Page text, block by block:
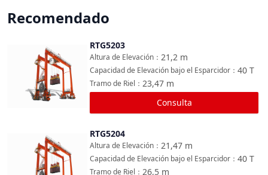
Recomendado
Comparar
RTG5203
21,2 m
Altura de Elevación ：
40 T
Capacidad de Elevación bajo el Esparcidor ：
23,47 m
Tramo de Riel ：
Consulta
Comparar
RTG5204
21,47 m
Altura de Elevación ：
40 T
Capacidad de Elevación bajo el Esparcidor ：
26,5 m
Tramo de Riel ：